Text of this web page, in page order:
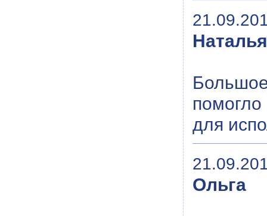
Наталья
Большое
помогло
для
Ольга